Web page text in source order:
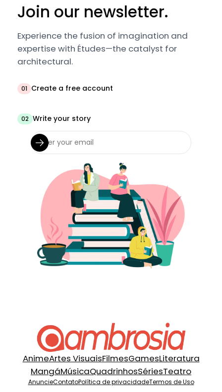
Join our newsletter.
Experience the fusion of imagination and
expertise with Études—the catalyst for
architectural.
01 Create a free account
02 Write your story
AnimeArtes VisuaisFilmesGamesLiteratura
MangáMúsicaQuadrinhosSériesTeatro
AnuncieContatoPolítica de privacidadeTermos de Uso